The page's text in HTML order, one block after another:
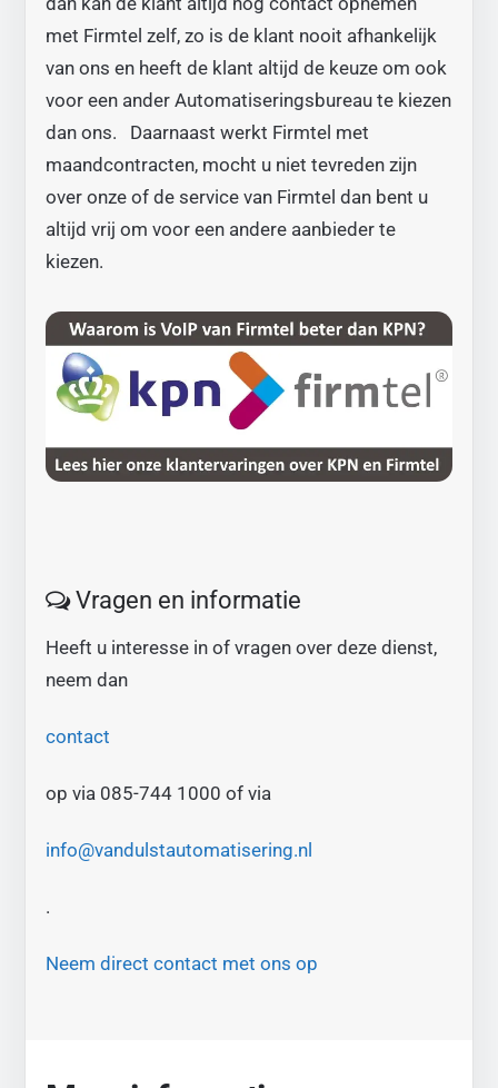
met Firmtel zelf, zo is de klant nooit afhankelijk
van ons en heeft de klant altijd de keuze om ook
voor een ander Automatiseringsbureau te kiezen
dan ons. Daarnaast werkt Firmtel met
maandcontracten, mocht u niet tevreden zijn
over onze of de service van Firmtel dan bent u
altijd vrij om voor een andere aanbieder te
kiezen.
Vragen en informatie
Heeft u interesse in of vragen over deze dienst,
neem dan
contact
op via 085-744 1000 of via
info@vandulstautomatisering.nl
.
Neem direct contact met ons op